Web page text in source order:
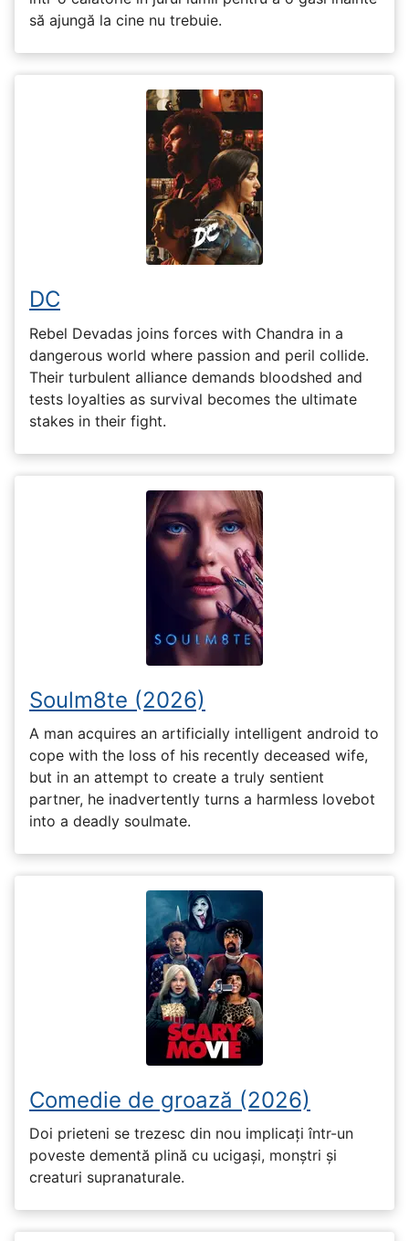
să ajungă la cine nu trebuie.
DC
Rebel Devadas joins forces with Chandra in a
dangerous world where passion and peril collide.
Their turbulent alliance demands bloodshed and
tests loyalties as survival becomes the ultimate
stakes in their fight.
Soulm8te (2026)
A man acquires an artificially intelligent android to
cope with the loss of his recently deceased wife,
but in an attempt to create a truly sentient
partner, he inadvertently turns a harmless lovebot
into a deadly soulmate.
Comedie de groază (2026)
Doi prieteni se trezesc din nou implicați într-un
poveste dementă plină cu ucigași, monștri și
creaturi supranaturale.